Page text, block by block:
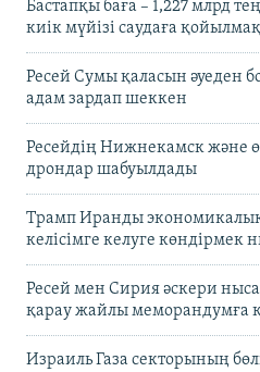
Бастапқы баға – 1,227 млрд
киік мүйізі саудаға қойылмақ
Ресей Сумы қаласын әуеден
адам зардап шеккен
Ресейдің Нижнекамск және
дрондар шабуылдады
Трамп Иранды
келісімге келуге көндірмек
Ресей мен Сирия әскери
қарау жайлы меморандумға
Израиль Газа секторының